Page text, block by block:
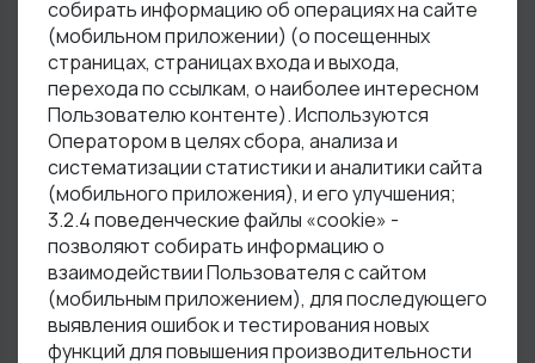
собирать информацию об операциях на сайте
(мобильном приложении) (о посещенных
страницах, страницах входа и выхода,
перехода по ссылкам, о наиболее интересном
Пользователю контенте). Используются
Оператором в целях сбора, анализа и
систематизации статистики и аналитики сайта
(мобильного приложения), и его улучшения;
3.2.4 поведенческие файлы «cookie» -
позволяют собирать информацию о
взаимодействии Пользователя с сайтом
(мобильным приложением), для последующего
выявления ошибок и тестирования новых
функций для повышения производительности